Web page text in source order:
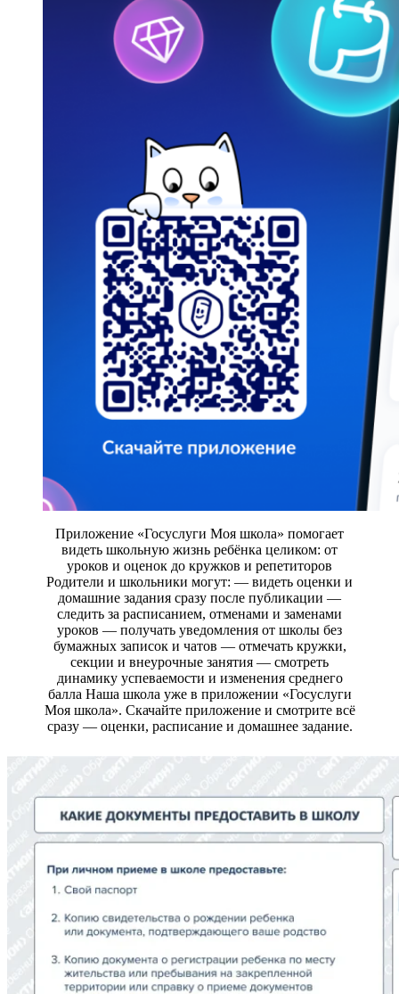
Приложение «Госуслуги Моя школа» помогает
видеть школьную жизнь ребёнка целиком: от
уроков и оценок до кружков и репетиторов
Родители и школьники могут: — видеть оценки и
домашние задания сразу после публикации —
следить за расписанием, отменами и заменами
уроков — получать уведомления от школы без
бумажных записок и чатов — отмечать кружки,
секции и внеурочные занятия — смотреть
динамику успеваемости и изменения среднего
балла Наша школа уже в приложении «Госуслуги
Моя школа». Скачайте приложение и смотрите всё
сразу — оценки, расписание и домашнее задание.